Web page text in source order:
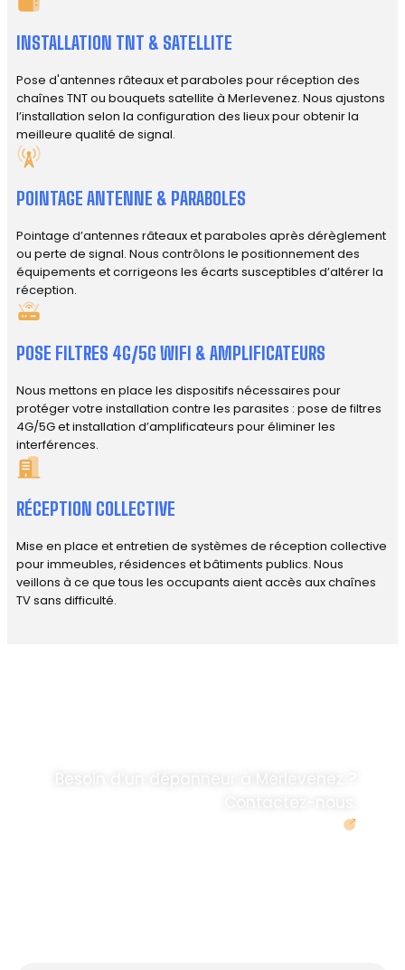
INSTALLATION TNT & SATELLITE
Pose d'antennes râteaux et paraboles pour réception des
chaînes TNT ou bouquets satellite à Merlevenez. Nous ajustons
l’installation selon la configuration des lieux pour obtenir la
meilleure qualité de signal.
POINTAGE ANTENNE & PARABOLES
Pointage d’antennes râteaux et paraboles après dérèglement
ou perte de signal. Nous contrôlons le positionnement des
équipements et corrigeons les écarts susceptibles d’altérer la
réception.
POSE FILTRES 4G/5G WIFI & AMPLIFICATEURS
Nous mettons en place les dispositifs nécessaires pour
protéger votre installation contre les parasites : pose de filtres
4G/5G et installation d’amplificateurs pour éliminer les
interférences.
RÉCEPTION COLLECTIVE
Mise en place et entretien de systèmes de réception collective
pour immeubles, résidences et bâtiments publics. Nous
veillons à ce que tous les occupants aient accès aux chaînes
TV sans difficulté.
Besoin d’un dépanneur à Merlevenez ?